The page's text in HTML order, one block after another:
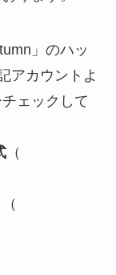
」のハッ
アカウントよ
ェックして
（
（